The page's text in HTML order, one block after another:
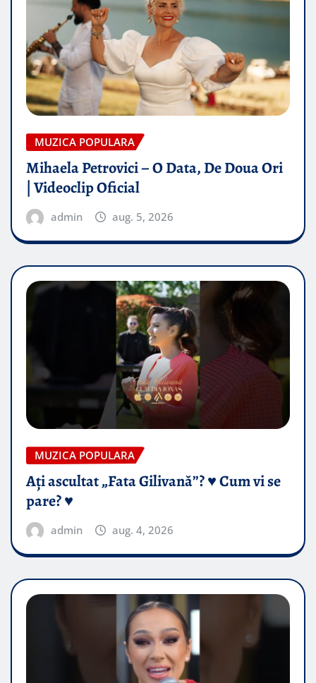
MUZICA POPULARA
Mihaela Petrovici – O Data, De Doua Ori
| Videoclip Oficial
admin aug. 5, 2026
MUZICA POPULARA
Ați ascultat „Fata Gilivană”? ♥️ Cum vi se
pare? ♥️
admin aug. 4, 2026